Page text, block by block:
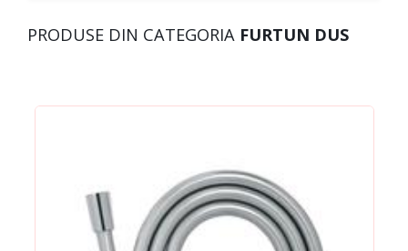
PRODUSE DIN CATEGORIA FURTUN DUS